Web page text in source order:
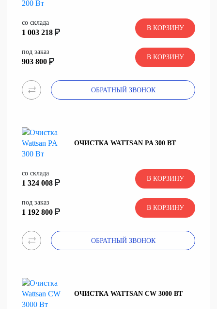
со склада
1 003 218
В КОРЗИНУ
под заказ
903 800
В КОРЗИНУ
ОБРАТНЫЙ ЗВОНОК
ОЧИСТКА WATTSAN PA 300 ВТ
со склада
1 324 008
В КОРЗИНУ
под заказ
1 192 800
В КОРЗИНУ
ОБРАТНЫЙ ЗВОНОК
ОЧИСТКА WATTSAN CW 3000 ВТ